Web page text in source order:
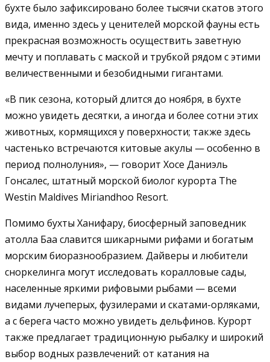
бухте было зафиксировано более тысячи скатов этого
вида, именно здесь у ценителей морской фауны есть
прекрасная возможность осуществить заветную
мечту и поплавать с маской и трубкой рядом с этими
величественными и безобидными гигантами.
«В пик сезона, который длится до ноября, в бухте
можно увидеть десятки, а иногда и более сотни этих
животных, кормящихся у поверхности; также здесь
частенько встречаются китовые акулы — особенно в
период полнолуния», — говорит Хосе Даниэль
Гонсалес, штатный морской биолог курорта The
Westin Maldives Miriandhoo Resort.
Помимо бухты Ханифару, биосферный заповедник
атолла Баа славится шикарными рифами и богатым
морским биоразнообразием. Дайверы и любители
сноркелинга могут исследовать коралловые сады,
населенные яркими рифовыми рыбами — всеми
видами лучеперых, фузилерами и скатами-орляками,
а с берега часто можно увидеть дельфинов. Курорт
также предлагает традиционную рыбалку и широкий
выбор водных развлечений: от катания на